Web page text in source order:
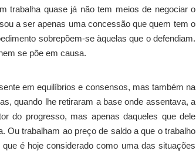
trabalha quase já não tem meios de negociar o
a ser apenas uma concessão que quem tem o
sobrepõem-se àquelas que o defendiam.
se põe em causa.
em equilíbrios e consensos, mas também na
quando lhe retiraram a base onde assentava, a
do progresso, mas apenas daqueles que dele
Ou trabalham ao preço de saldo a que o trabalho
é hoje considerado como uma das situações